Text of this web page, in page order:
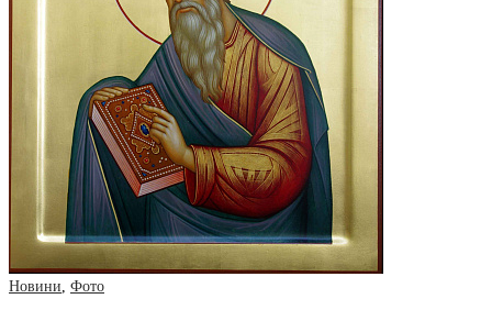
Новини Фото